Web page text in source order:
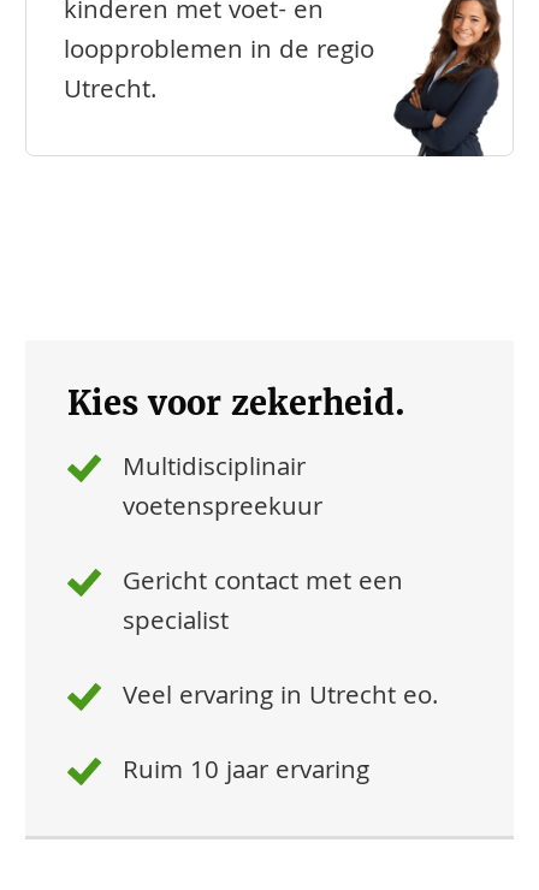
kinderen met voet- en
loopproblemen in de regio
Utrecht.
Kies voor zekerheid.
Multidisciplinair
voetenspreekuur
Gericht contact met een
specialist
Veel ervaring in Utrecht eo.
Ruim 10 jaar ervaring